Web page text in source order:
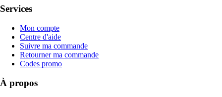
Services
Mon compte
Centre d'aide
Suivre ma commande
Retourner ma commande
Codes promo
À propos